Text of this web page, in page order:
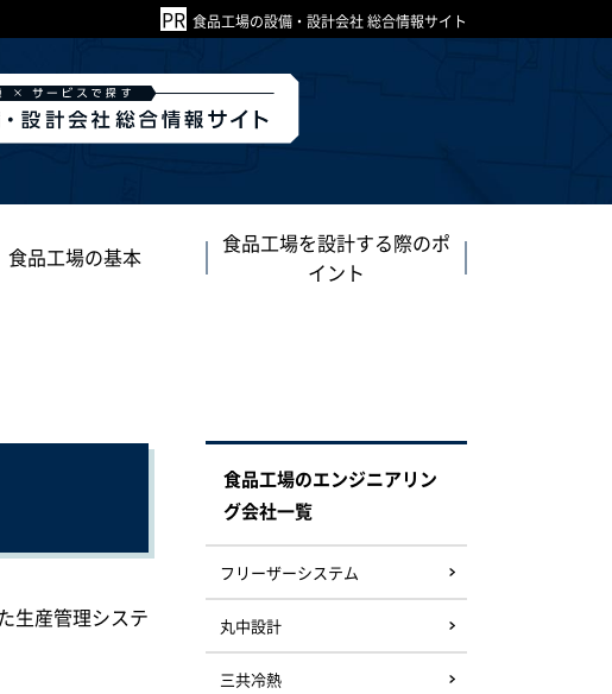
食品工場の設備・設計会社 総合情報サイト
食品工場の基本
食品工場を設計する際のポ
イント
生産管理システ
食品工場のエンジニアリン
グ会社一覧
フリーザーシステム
丸中設計
三共冷熱